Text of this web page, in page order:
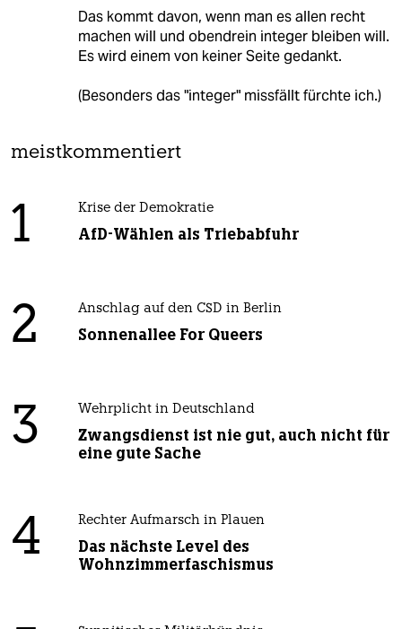
Das kommt davon, wenn man es allen recht
machen will und obendrein integer bleiben will.
Es wird einem von keiner Seite gedankt.
(Besonders das "integer" missfällt fürchte ich.)
meistkommentiert
1 Krise der Demokratie
AfD-Wählen als Triebabfuhr
2 Anschlag auf den CSD in Berlin
Sonnenallee For Queers
3 Wehrplicht in Deutschland
Zwangsdienst ist nie gut, auch nicht für
eine gute Sache
4 Rechter Aufmarsch in Plauen
Das nächste Level des
Wohnzimmerfaschismus